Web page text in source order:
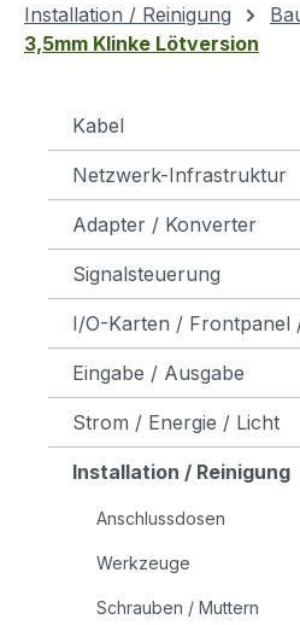
Installation / Reinigung
3,5mm Klinke Lötversion
Kabel
Netzwerk-Infrastruktur
Adapter / Konverter
Signalsteuerung
I/O-Karten / Frontpanel
Eingabe / Ausgabe
Strom / Energie / Licht
Installation / Reinigung
Anschlussdosen
Werkzeuge
Schrauben / Muttern